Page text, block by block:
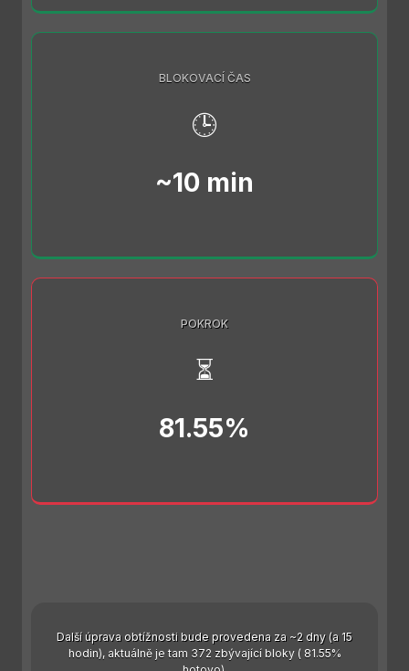
BLOKOVACÍ ČAS
🕒
~10 min
POKROK
⏳
81.55%
Další úprava obtížnosti bude provedena za ~2 dny (a 15
hodin), aktuálně je tam 372 zbývající bloky ( 81.55%